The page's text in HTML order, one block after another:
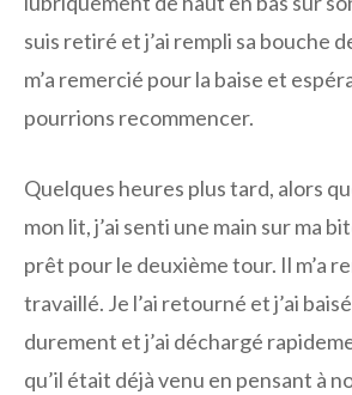
suis retiré et j’ai rempli sa bouche
m’a remercié pour la baise et
pourrions recommencer.
Quelques heures plus tard, alors
mon lit, j’ai senti une main sur ma
prêt pour le deuxième tour. Il m’a
travaillé. Je l’ai retourné et j’ai
durement et j’ai déchargé
qu’il était déjà venu en pensant à